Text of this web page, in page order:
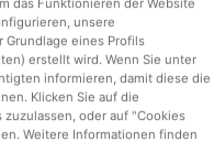
vereinbarten
Nebenabsprachen,
das Funktionieren der Website
unsere
Grundlage eines Profils
erstellt wird. Wenn Sie unter
informieren, damit diese die
Klicken Sie auf die
oder auf "Cookies
Weitere Informationen finden